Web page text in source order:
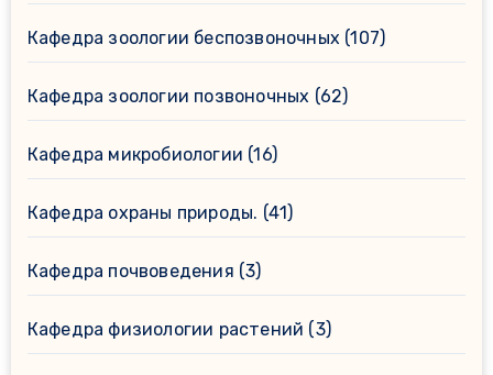
Кафедра зоологии беспозвоночных (107)
Кафедра зоологии позвоночных (62)
Кафедра микробиологии (16)
Кафедра охраны природы. (41)
Кафедра почвоведения (3)
Кафедра физиологии растений (3)